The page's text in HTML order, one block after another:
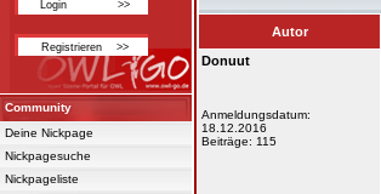
Community
Deine Nickpage
Nickpagesuche
Nickpageliste
Autor
Donuut
Anmeldungsdatum:
18.12.2016
Beiträge: 115